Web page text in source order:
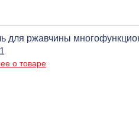
для ржавчины
о товаре